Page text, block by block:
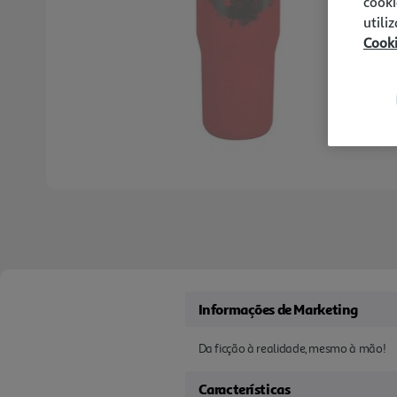
Informações de Marketing
Da ficção à realidade, mesmo à mão!
Características